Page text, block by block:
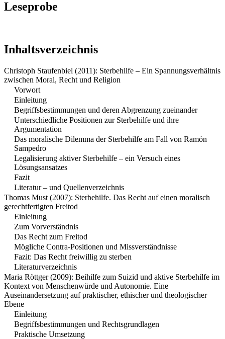
Leseprobe
Inhaltsverzeichnis
Christoph Staufenbiel (2011): Sterbehilfe – Ein Spannungsverhältnis
zwischen Moral, Recht und Religion
Vorwort
Einleitung
Begriffsbestimmungen und deren Abgrenzung zueinander
Unterschiedliche Positionen zur Sterbehilfe und ihre
Argumentation
Das moralische Dilemma der Sterbehilfe am Fall von Ramón
Sampedro
Legalisierung aktiver Sterbehilfe – ein Versuch eines
Lösungsansatzes
Fazit
Literatur – und Quellenverzeichnis
Thomas Must (2007): Sterbehilfe. Das Recht auf einen moralisch
gerechtfertigten Freitod
Einleitung
Zum Vorverständnis
Das Recht zum Freitod
Mögliche Contra-Positionen und Missverständnisse
Fazit: Das Recht freiwillig zu sterben
Literaturverzeichnis
Maria Röttger (2009): Beihilfe zum Suizid und aktive Sterbehilfe im
Kontext von Menschenwürde und Autonomie. Eine
Auseinandersetzung auf praktischer, ethischer und theologischer
Ebene
Einleitung
Begriffsbestimmungen und Rechtsgrundlagen
Praktische Umsetzung